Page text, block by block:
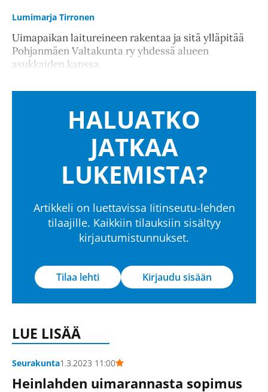
Lumimarja Tirronen
Uimapaikan laitureineen rakentaa ja sitä ylläpitää
Pohjanmäen Valtakunta ry yhdessä alueen
asukkaiden kanssa.
HALUATKO
JATKAA
LUKEMISTA?
Artikkeli on luettavissa Iitinseutu-lehden
tilaajille. Kaikkiin tilauksiin sisältyy
kirjautumistunnukset.
Tilaa lehti Kirjaudu sisään
LUE LISÄÄ
Seurakunta1.3.2023 11:00
Heinlahden uimarannasta sopimus